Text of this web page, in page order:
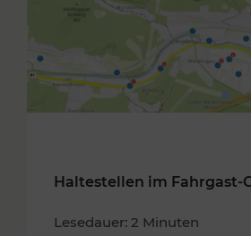
Haltestellen im Fahrgast-
Lesedauer: 2 Minuten